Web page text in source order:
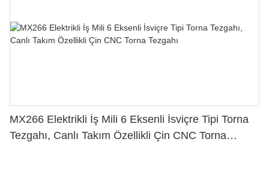
MX266 Elektrikli İş Mili 6 Eksenli İsviçre Tipi Torna
Tezgahı, Canlı Takım Özellikli Çin CNC Torna